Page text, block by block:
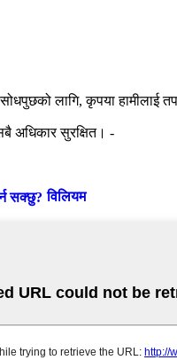
लागि, कृपया हामीलाई
अधिकार सुरक्षित। -
विलियम